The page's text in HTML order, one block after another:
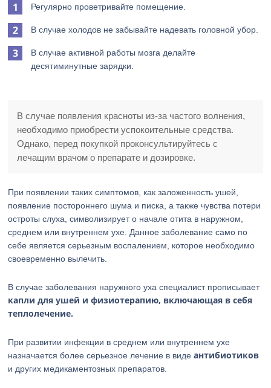
Регулярно проветривайте помещение.
В случае холодов не забывайте надевать головной убор.
В случае активной работы мозга делайте
десятиминутные зарядки.
В случае появления красноты из-за частого волнения,
необходимо приобрести успокоительные средства.
Однако, перед покупкой проконсультируйтесь с
лечащим врачом о препарате и дозировке.
При появлении таких симптомов, как заложенность ушей,
появление постороннего шума и писка, а также чувства потери
остроты слуха, символизирует о начале отита в наружном,
среднем или внутреннем ухе. Данное заболевание само по
себе является серьезным воспалением, которое необходимо
своевременно вылечить.
В случае заболевания наружного уха специалист прописывает
капли для ушей и физиотерапию, включающая в себя
теплолечение.
При развитии инфекции в среднем или внутреннем ухе
назначается более серьезное лечение в видеантибиотиков
и других медикаментозных препаратов.